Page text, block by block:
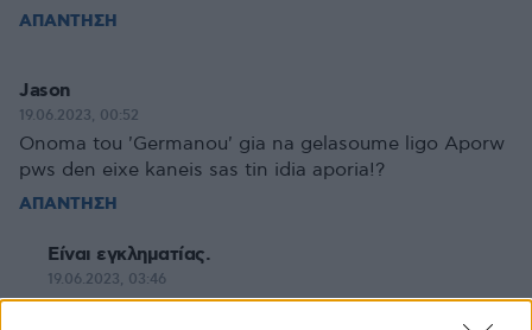
ΑΠΑΝΤΗΣΗ
Jason
19.06.2023, 00:52
Onoma tou 'Germanou' gia na gelasoume ligo Aporw
pws den eixe kaneis sas tin idia aporia!?
ΑΠΑΝΤΗΣΗ
Είναι εγκληματίας.
19.06.2023, 03:46
Έχει δικαιώματα.